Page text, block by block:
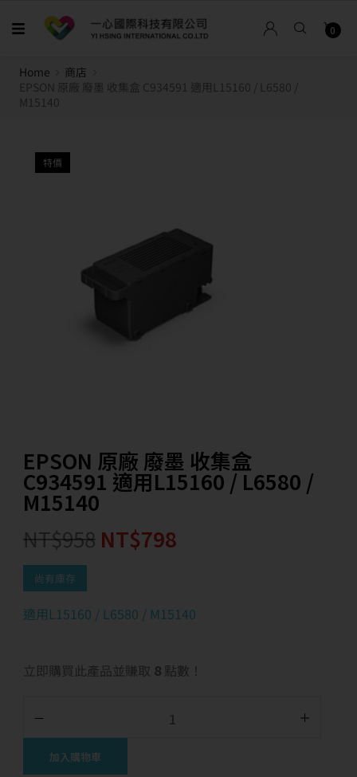
0
Home
商店
EPSON 原廠 廢墨 收集盒 C934591 適用L15160 / L6580 /
M15140
特價
EPSON 原廠 廢墨 收集盒
C934591 適用L15160 / L6580 /
M15140
NT$958 NT$798
尚有庫存
適用L15160 / L6580 / M15140
立即購買此產品並賺取 8 點數！
加入購物車